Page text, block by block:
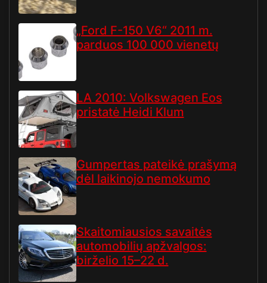
„Ford F-150 V6“ 2011 m.
parduos 100 000 vienetų
LA 2010: Volkswagen Eos
pristatė Heidi Klum
Gumpertas pateikė prašymą
dėl laikinojo nemokumo
Skaitomiausios savaitės
automobilių apžvalgos:
birželio 15–22 d.